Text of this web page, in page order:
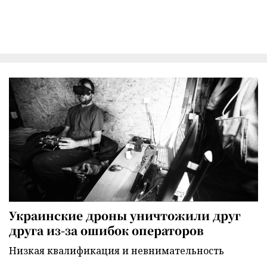
Украинские дроны уничтожили друг
друга из-за ошибок операторов
Низкая квалификация и невнимательность